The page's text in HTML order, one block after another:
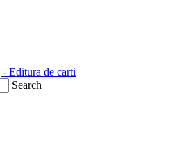
Search